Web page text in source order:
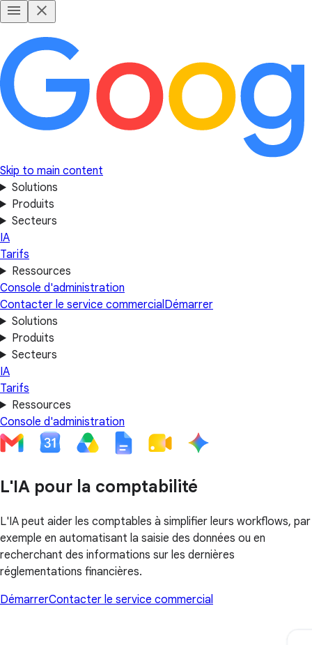
Skip to main content
Solutions
Produits
Secteurs
IA
Tarifs
Ressources
Console d'administration
Contacter le service commercialDémarrer
Solutions
Produits
Secteurs
IA
Tarifs
Ressources
Console d'administration
L'IA pour la comptabilité
L'IA peut aider les comptables à simplifier leurs workflows, par
exemple en automatisant la saisie des données ou en
recherchant des informations sur les dernières
réglementations financières.
DémarrerContacter le service commercial